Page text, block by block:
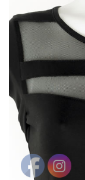
SOMBREROS